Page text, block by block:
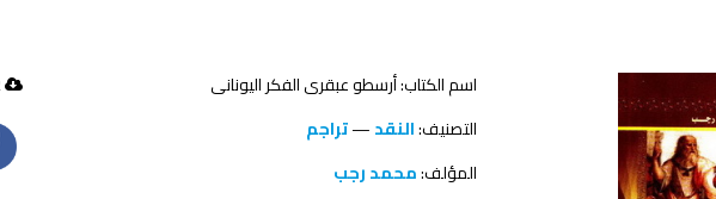
اسم الكتاب: أرسطو عبقرى الفكر اليونانى
التصنيف:النقد—تراجم
المؤلف:محمد رجب